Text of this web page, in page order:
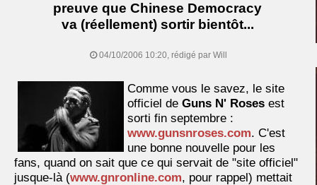
preuve que Chinese Democracy
va (réellement) sortir bientôt...
04/10/2006 10:20, rédigé par Will
Comme vous le savez, le site
officiel de Guns N' Roses est
sorti fin septembre :
www.gunsnroses.com. C'est
une bonne nouvelle pour les
fans, quand on sait que ce qui servait de "site officiel"
jusque-là (www.gnronline.com, pour rappel) mettait